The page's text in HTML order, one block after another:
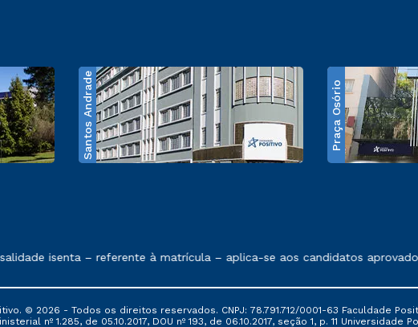
Santos Andrade Praça Osório
exposto no contrato de prestação de serviços
isenta – referente à matrícula – aplica-se aos candidatos
© 2026 - Todos os direitos reservados. CNPJ: 78.791.712/0001-63 Faculdade
nº 1.285, de 05.10.2017, DOU nº 193, de 06.10.2017, seção 1, p. 11 Universidade